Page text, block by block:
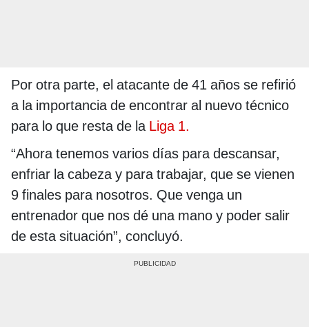
Por otra parte, el atacante de 41 años se refirió
a la importancia de encontrar al nuevo técnico
para lo que resta de la Liga 1.
“Ahora tenemos varios días para descansar,
enfriar la cabeza y para trabajar, que se vienen
9 finales para nosotros. Que venga un
entrenador que nos dé una mano y poder salir
de esta situación”, concluyó.